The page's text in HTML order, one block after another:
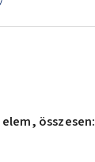
elem, összesen: